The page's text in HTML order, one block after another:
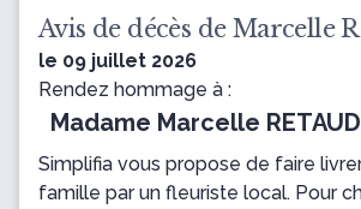
Avis de décès de Marcelle
le 09 juillet 2026
Rendez hommage à :
Madame Marcelle RETAUD
Simplifia vous propose de faire
famille par un fleuriste local. Pour